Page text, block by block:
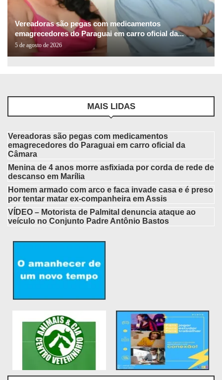
Vereadoras são pegas com medicamentos
emagrecedores do Paraguai em carro oficial da...
5 de agosto de 2026
MAIS LIDAS
Vereadoras são pegas com medicamentos
emagrecedores do Paraguai em carro oficial da
Câmara
Menina de 4 anos morre asfixiada por corda de rede de
descanso em Marília
Homem armado com arco e faca invade casa e é preso
por tentar matar ex-companheira em Assis
VÍDEO – Motorista de Palmital denuncia ataque ao
veículo no Conjunto Padre Antônio Bastos